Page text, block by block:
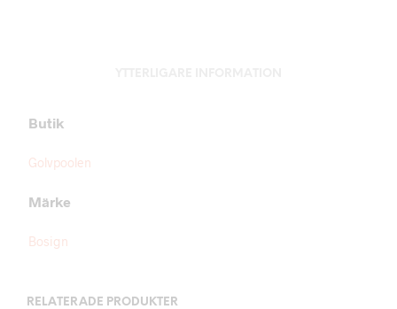
Butik
Golvpoolen
Märke
Bosign
RELATERADE PRODUKTER